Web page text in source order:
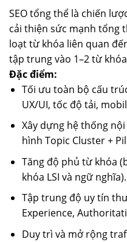
SEO tổng thể là chiến
cải thiện sức mạnh tổng
loạt từ khóa liên quan
tập trung vào 1–2 từ
Đặc điểm:
Tối ưu toàn bộ cấu
UX/UI, tốc độ tải,
Xây dựng hệ thống
hình Topic Cluster +
Tăng độ phủ từ khóa
khóa LSI và ngữ nghĩa).
Tập trung độ uy tín
Experience,
Duy trì và mở rộng